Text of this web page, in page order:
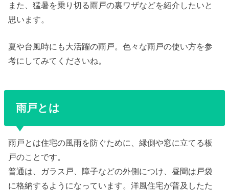
また、猛暑を乗り切る雨戸の裏ワザなどを紹介したいと
思います。
夏や台風時にも大活躍の雨戸。色々な雨戸の使い方を参
考にしてみてくださいね。
雨戸とは
雨戸とは住宅の風雨を防ぐために、縁側や窓に立てる板
戸のことです。
普通は、ガラス戸、障子などの外側につけ、昼間は戸袋
に格納するようになっています。洋風住宅が普及したた